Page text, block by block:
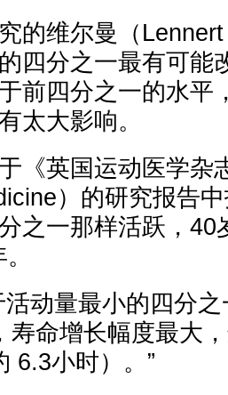
的维尔曼（
四分之一最有可能
前四分之一的水平
太大影响。
《英国运动医学杂
）的研究报告
之一那样活跃，40
活动量最小的四分
寿命增长幅度最大
6.3小时）。”